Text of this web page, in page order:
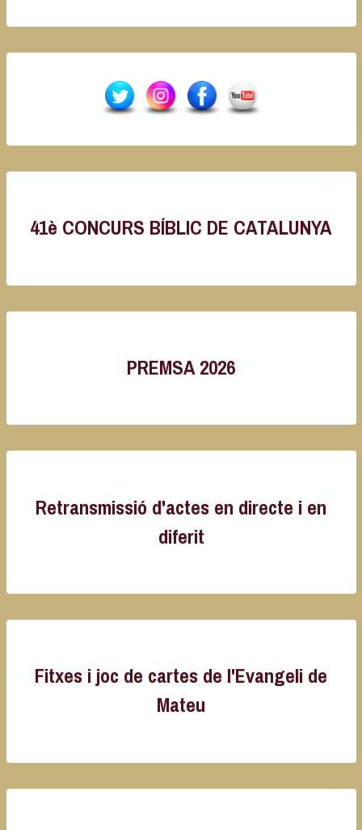
41è CONCURS BÍBLIC DE CATALUNYA
PREMSA 2026
Retransmissió d'actes en directe i en
diferit
Fitxes i joc de cartes de l'Evangeli de
Mateu